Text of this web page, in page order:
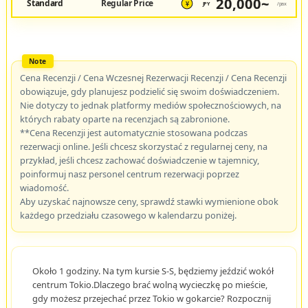
Standard Regular Price ¥ JPY /pax
Cena Recenzji / Cena Wczesnej Rezerwacji Recenzji / Cena Recenzji
obowiązuje, gdy planujesz podzielić się swoim doświadczeniem.
Nie dotyczy to jednak platformy mediów społecznościowych, na
których rabaty oparte na recenzjach są zabronione.
**Cena Recenzji jest automatycznie stosowana podczas
rezerwacji online. Jeśli chcesz skorzystać z regularnej ceny, na
przykład, jeśli chcesz zachować doświadczenie w tajemnicy,
poinformuj nasz personel centrum rezerwacji poprzez
wiadomość.
Aby uzyskać najnowsze ceny, sprawdź stawki wymienione obok
każdego przedziału czasowego w kalendarzu poniżej.
Około 1 godziny. Na tym kursie S-S, będziemy jeździć wokół
centrum Tokio.Dlaczego brać wolną wycieczkę po mieście,
gdy możesz przejechać przez Tokio w gokarcie? Rozpocznij